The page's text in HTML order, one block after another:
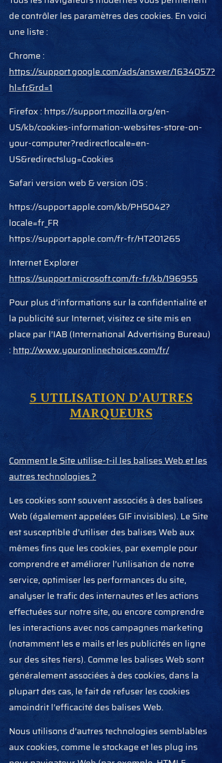
de contrôler les paramètres des cookies. En voici
une liste :
Chrome :
https://support.google.com/ads/answer/1634057?
hl=fr&rd=1
Firefox : https://support.mozilla.org/en-
US/kb/cookies-information-websites-store-on-
your-computer?redirectlocale=en-
US&redirectslug=Cookies
Safari version web & version iOS :
https://support.apple.com/kb/PH5042?
locale=fr_FR
https://support.apple.com/fr-fr/HT201265
Internet Explorer
https://support.microsoft.com/fr-fr/kb/196955
Pour plus d’informations sur la confidentialité et
la publicité sur Internet, visitez ce site mis en
place par l’IAB (International Advertising Bureau)
:http://www.youronlinechoices.com/fr/
5 UTILISATION D’AUTRES
MARQUEURS
Comment le Site utilise-t-il les balises Web et les
autres technologies ?
Les cookies sont souvent associés à des balises
Web (également appelées GIF invisibles). Le Site
est susceptible d’utiliser des balises Web aux
mêmes fins que les cookies, par exemple pour
comprendre et améliorer l’utilisation de notre
service, optimiser les performances du site,
analyser le trafic des internautes et les actions
effectuées sur notre site, ou encore comprendre
les interactions avec nos campagnes marketing
(notamment les e mails et les publicités en ligne
sur des sites tiers). Comme les balises Web sont
généralement associées à des cookies, dans la
plupart des cas, le fait de refuser les cookies
amoindrit l’efficacité des balises Web.
Nous utilisons d’autres technologies semblables
aux cookies, comme le stockage et les plug ins